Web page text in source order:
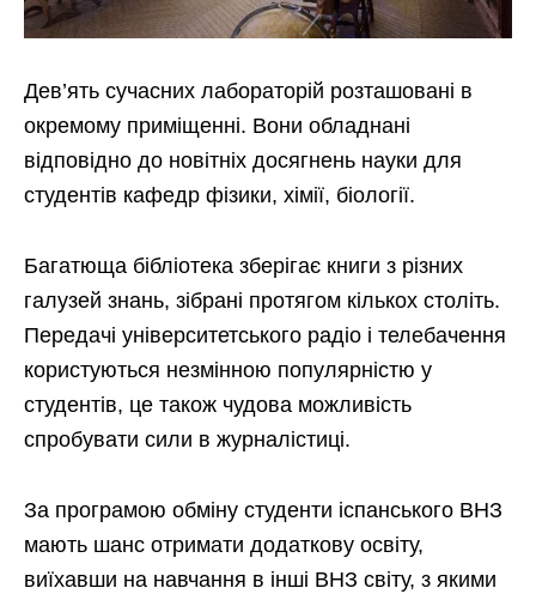
Дев’ять сучасних лабораторій розташовані в
окремому приміщенні. Вони обладнані
відповідно до новітніх досягнень науки для
студентів кафедр фізики, хімії, біології.
Багатюща бібліотека зберігає книги з різних
галузей знань, зібрані протягом кількох століть.
Передачі університетського радіо і телебачення
користуються незмінною популярністю у
студентів, це також чудова можливість
спробувати сили в журналістиці.
За програмою обміну студенти іспанського ВНЗ
мають шанс отримати додаткову освіту,
виїхавши на навчання в інші ВНЗ світу, з якими